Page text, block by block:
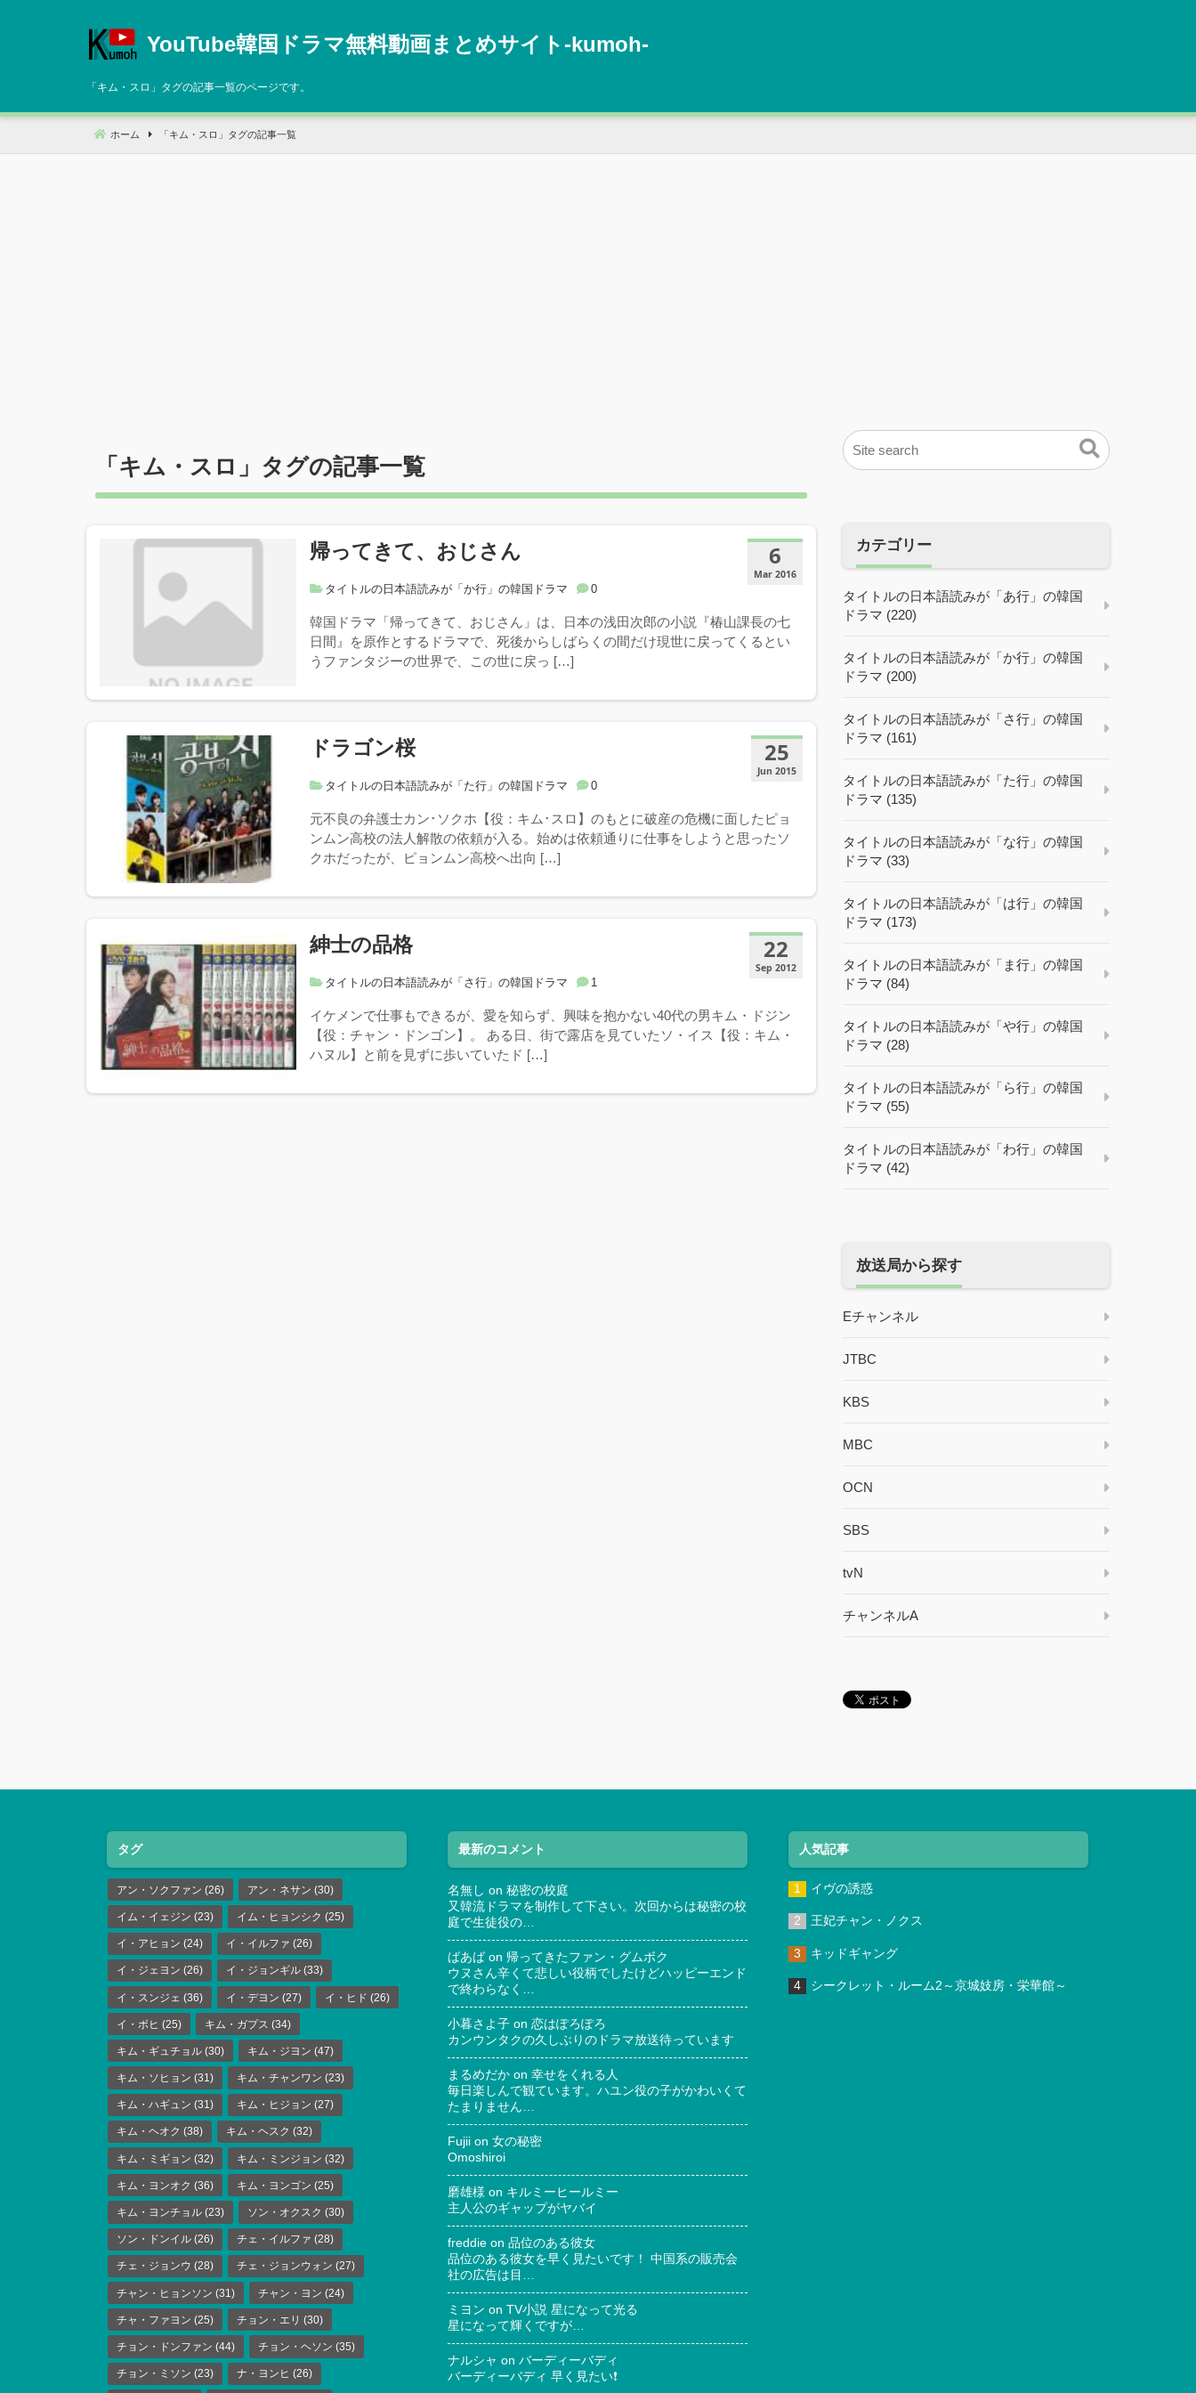
へ
動
YouTube韓国ドラマ無料動画まとめサイト‐kumoh‐
「 キム・スロ 」タグの記事一覧のページです。
ホーム 「 キム・スロ 」タグの記事一覧
「 キム・スロ 」タグの記事一覧
6
Mar 2016
帰ってきて、おじさん
タイトルの日本語読みが「か行」の韓国ドラマ 0
韓国ドラマ「帰ってきて、おじさん」は、日本の浅田次郎の小説『椿山課長の七
日間』を原作とするドラマで、死後からしばらくの間だけ現世に戻ってくるとい
うファンタジーの世界で、この世に戻っ […]
25
Jun 2015
ドラゴン桜
タイトルの日本語読みが「た行」の韓国ドラマ 0
元不良の弁護士カン･ソクホ【役：キム･スロ】のもとに破産の危機に面したピョ
ンムン高校の法人解散の依頼が入る。始めは依頼通りに仕事をしようと思ったソ
クホだったが、ピョンムン高校へ出向 […]
22
Sep 2012
紳士の品格
タイトルの日本語読みが「さ行」の韓国ドラマ 1
イケメンで仕事もできるが、愛を知らず、興味を抱かない40代の男キム・ドジン
【役：チャン・ドンゴン】。 ある日、街で露店を見ていたソ・イス【役：キム・
ハヌル】と前を見ずに歩いていたド […]
カテゴリー
タイトルの日本語読みが「あ行」の韓国
ドラマ (220)
タイトルの日本語読みが「か行」の韓国
ドラマ (200)
タイトルの日本語読みが「さ行」の韓国
ドラマ (161)
タイトルの日本語読みが「た行」の韓国
ドラマ (135)
タイトルの日本語読みが「な行」の韓国
ドラマ (33)
タイトルの日本語読みが「は行」の韓国
ドラマ (173)
タイトルの日本語読みが「ま行」の韓国
ドラマ (84)
タイトルの日本語読みが「や行」の韓国
ドラマ (28)
タイトルの日本語読みが「ら行」の韓国
ドラマ (55)
タイトルの日本語読みが「わ行」の韓国
ドラマ (42)
放送局から探す
Eチャンネル
JTBC
KBS
MBC
OCN
SBS
tvN
チャンネルA
タグ
アン・ソクファン (26) アン・ネサン (30)
イム・イェジン (23) イム・ヒョンシク (25)
イ・アヒョン (24) イ・イルファ (26)
イ・ジェヨン (26) イ・ジョンギル (33)
イ・スンジェ (36) イ・デヨン (27) イ・ヒド (26)
イ・ボヒ (25) キム・ガプス (34)
キム・ギュチョル (30) キム・ジヨン (47)
キム・ソヒョン (31) キム・チャンワン (23)
キム・ハギュン (31) キム・ヒジョン (27)
キム・ヘオク (38) キム・ヘスク (32)
キム・ミギョン (32) キム・ミンジョン (32)
キム・ヨンオク (36) キム・ヨンゴン (25)
キム・ヨンチョル (23) ソン・オクスク (30)
ソン・ドンイル (26) チェ・イルファ (28)
チェ・ジョンウ (28) チェ・ジョンウォン (27)
チャン・ヒョンソン (31) チャン・ヨン (24)
チャ・ファヨン (25) チョン・エリ (30)
チョン・ドンファン (44) チョン・ヘソン (35)
チョン・ミソン (23) ナ・ヨンヒ (26)
最新のコメント
名無し on 秘密の校庭
又韓流ドラマを制作して下さい。次回からは秘密の校
庭で生徒役の…
ばあば on 帰ってきたファン・グムボク
ウヌさん辛くて悲しい役柄でしたけどハッピーエンド
で終わらなく…
小暮さよ子 on 恋はぽろぽろ
カンウンタクの久しぶりのドラマ放送待っています
まるめだか on 幸せをくれる人
毎日楽しんで観ています。ハユン役の子がかわいくて
たまりません…
Fujii on 女の秘密
Omoshiroi
磨雄様 on キルミーヒールミー
主人公のギャップがヤバイ
freddie on 品位のある彼女
品位のある彼女を早く見たいです！ 中国系の販売会
社の広告は目…
ミヨン on TV小説 星になって光る
星になって輝くですが…
ナルシャ on バーディーバディ
バーディーバディ 早く見たい❗
人気記事
イヴの誘惑
王妃チャン・ノクス
キッドギャング
シークレット・ルーム2～京城妓房・栄華館～